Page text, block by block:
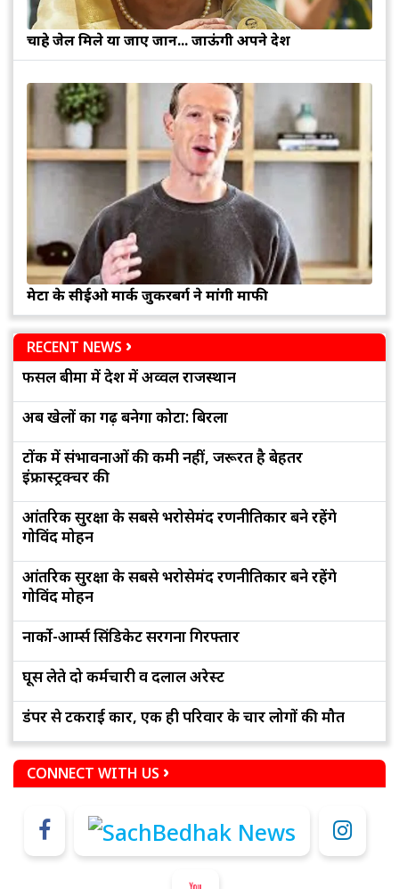
चाहे जेल मिले या जाए जान... जाऊंगी अपने देश
मेटा के सीईओ मार्क जुकरबर्ग ने मांगी माफी
RECENT NEWS
फसल बीमा में देश में अव्वल राजस्थान
अब खेलों का गढ़ बनेगा कोटा: बिरला
टोंक में संभावनाओं की कमी नहीं, जरूरत है बेहतर
इंफ्रास्ट्रक्चर की
आंतरिक सुरक्षा के सबसे भरोसेमंद रणनीतिकार बने रहेंगे
गोविंद मोहन
आंतरिक सुरक्षा के सबसे भरोसेमंद रणनीतिकार बने रहेंगे
गोविंद मोहन
नार्को-आर्म्स सिंडिकेट सरगना गिरफ्तार
घूस लेते दो कर्मचारी व दलाल अरेस्ट
डंपर से टकराई कार, एक ही परिवार के चार लोगों की मौत
CONNECT WITH US